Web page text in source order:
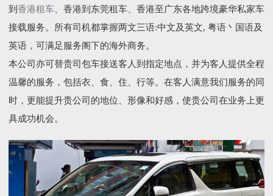
到 香港租车、香港到东莞租车、香港至广东各地跨境豪华私家车
接载服务。所有司机都掌握两文三语:中文及英文, 粤语丶国语及
英语，可满足服务阁下的海外商务。
本公司亦可替贵司包车接送客人到指定地点，并为客人提供全程
温馨的服务，包括衣、食、住、行等。在客人满意我们服务的同
时，更能提升贵公司的地位、形像和好感，使贵公司在业务上更
具成功机会。